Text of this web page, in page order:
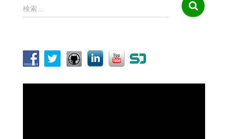
検
索
検索…